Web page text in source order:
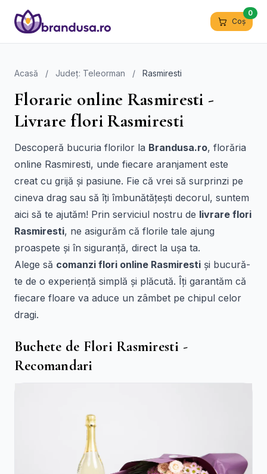
Coș
0
Acasă / Județ: Teleorman / Rasmiresti
Florarie online Rasmiresti -
Livrare flori Rasmiresti
Descoperă bucuria florilor la Brandusa.ro, florăria
online Rasmiresti, unde fiecare aranjament este
creat cu grijă și pasiune. Fie că vrei să surprinzi pe
cineva drag sau să îți îmbunătățești decorul, suntem
aici să te ajutăm! Prin serviciul nostru de livrare flori
Rasmiresti, ne asigurăm că florile tale ajung
proaspete și în siguranță, direct la ușa ta.
Alege să comanzi flori online Rasmiresti și bucură-
te de o experiență simplă și plăcută. Îți garantăm că
fiecare floare va aduce un zâmbet pe chipul celor
dragi.
Buchete de Flori Rasmiresti -
Recomandari